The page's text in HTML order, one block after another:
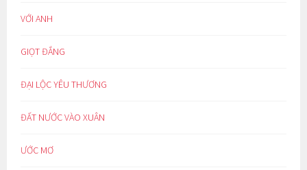
VỚI ANH
GIỌT ĐẮNG
ĐẠI LỘC YÊU THƯƠNG
ĐẤT NƯỚC VÀO XUÂN
ƯỚC MƠ